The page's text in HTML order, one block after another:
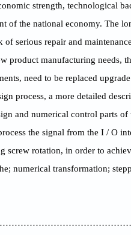
strength, technological
of the national economy. The
serious repair and
product manufacturing needs,
need to be replaced
process, a more detailed
and numerical control parts
the signal from the I / O
screw rotation, in order to
numerical transformation;